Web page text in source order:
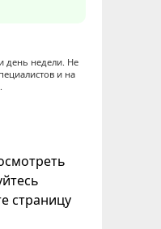
день недели. Не
и на
.
страницу